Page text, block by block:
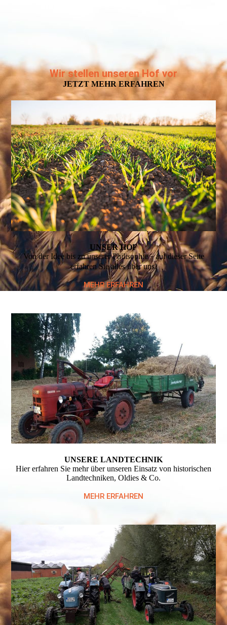
Wir stellen unseren Hof vor
JETZT MEHR ERFAHREN
UNSER HOF
Von der Idee bis zu unserer Philisophie–auf dieser Seite
erfahren Sie alles über uns!
MEHR ERFAHREN
UNSERE LANDTECHNIK
Hier erfahren Sie mehr über unseren Einsatz von historischen
Landtechniken, Oldies & Co.
MEHR ERFAHREN